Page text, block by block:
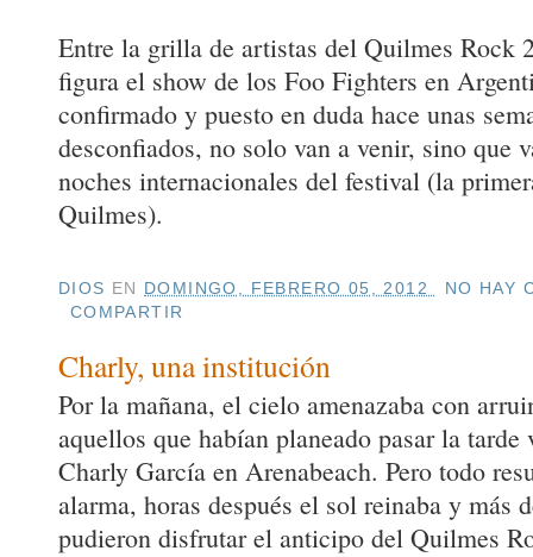
Entre la grilla de artistas del Quilmes Rock
figura el show de los Foo Fighters en
confirmado y puesto en duda hace unas
desconfiados, no solo van a venir, sino que
noches internacionales del festival (la
Quilmes).
DIOS EN DOMINGO, FEBRERO 05, 2012
NO HAY
COMPARTIR
Charly, una institución
Por la mañana, el cielo amenazaba con
aquellos que habían planeado pasar la
Charly García en Arenabeach. Pero todo
alarma, horas después el sol reinaba y más
pudieron disfrutar el anticipo del Quilmes